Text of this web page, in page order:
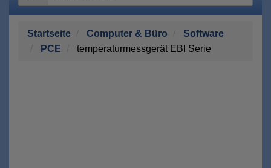
Startseite Computer & Büro
Software
PCE
temperaturmessgerät EBI Serie